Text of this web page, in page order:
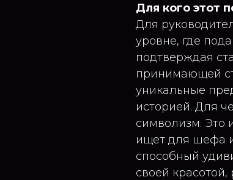
Для кого этот
Для
уровне, где
подтверждая
принимающей
уникальные
историей. Для
символизм. Это
ищет для шефа
способный
своей